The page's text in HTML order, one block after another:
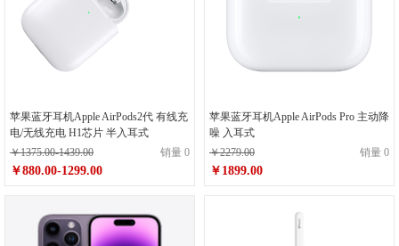
苹果蓝牙耳机Apple AirPods2代 有线充
电/无线充电 H1芯片 半入耳式
￥1375.00-1439.00
销量 0
￥880.00-1299.00
苹果蓝牙耳机Apple AirPods Pro 主动降
噪 入耳式
￥2279.00
销量 0
￥1899.00